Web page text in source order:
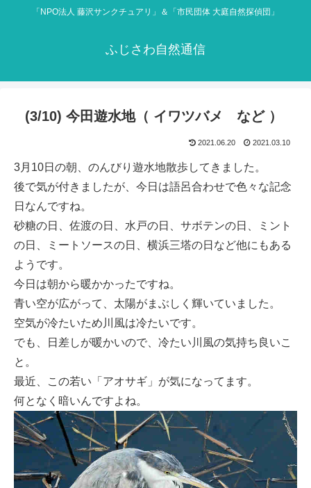
「NPO法人 藤沢サンクチュアリ」＆「市民団体 大庭自然探偵団」
ふじさわ自然通信
(3/10) 今田遊水地（ イワツバメ など ）
2021.06.20 2021.03.10
3月10日の朝、のんびり遊水地散歩してきました。
後で気が付きましたが、今日は語呂合わせで色々な記念
日なんですね。
砂糖の日、佐渡の日、水戸の日、サボテンの日、ミント
の日、ミートソースの日、横浜三塔の日など他にもある
ようです。
今日は朝から暖かかったですね。
青い空が広がって、太陽がまぶしく輝いていました。
空気が冷たいため川風は冷たいです。
でも、日差しが暖かいので、冷たい川風の気持ち良いこ
と。
最近、この若い「アオサギ」が気になってます。
何となく暗いんですよね。